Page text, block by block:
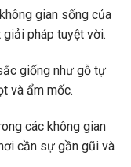
gian sống của
pháp tuyệt vời.
giống như gỗ tự
và ẩm mốc.
các không gian
cần sự gần gũi và